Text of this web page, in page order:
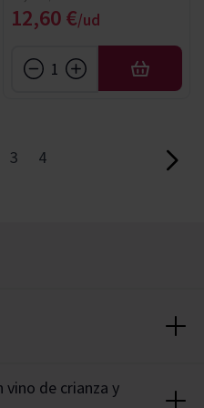
Precio especial
12,60 €
AÑADIR
estás leyendo
Página
3 Página
4 Página
en el caso de los
vino de crianza y